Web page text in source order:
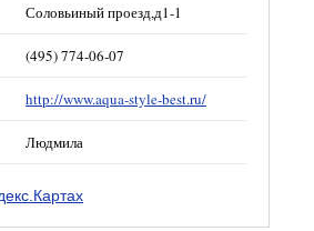
Соловьиный проезд,д1-1
(495) 774-06-07
http://www.aqua-style-best.ru/
Людмила